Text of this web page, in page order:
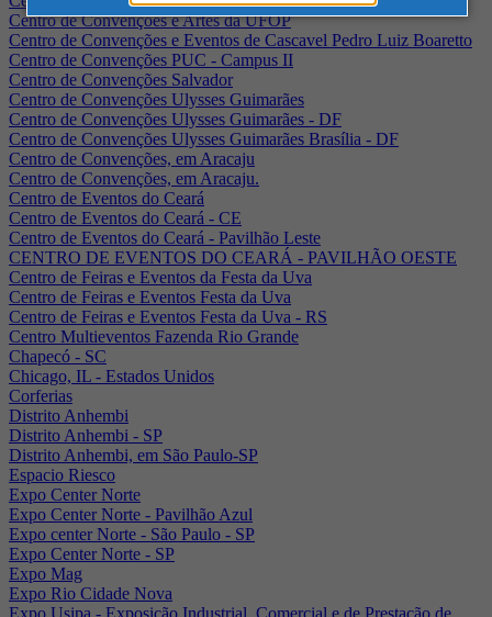
Centro de Convenções e Artes da UFOP
Centro de Convenções e Eventos de Cascavel Pedro Luiz Boaretto
Centro de Convenções PUC - Campus II
Centro de Convenções Salvador
Centro de Convenções Ulysses Guimarães
Centro de Convenções Ulysses Guimarães - DF
Centro de Convenções Ulysses Guimarães Brasília - DF
Centro de Convenções, em Aracaju
Centro de Convenções, em Aracaju.
Centro de Eventos do Ceará
Centro de Eventos do Ceará - CE
Centro de Eventos do Ceará - Pavilhão Leste
CENTRO DE EVENTOS DO CEARÁ - PAVILHÃO OESTE
Centro de Feiras e Eventos da Festa da Uva
Centro de Feiras e Eventos Festa da Uva
Centro de Feiras e Eventos Festa da Uva - RS
Centro Multieventos Fazenda Rio Grande
Chapecó - SC
Chicago, IL - Estados Unidos
Corferias
Distrito Anhembi
Distrito Anhembi - SP
Distrito Anhembi, em São Paulo-SP
Espacio Riesco
Expo Center Norte
Expo Center Norte - Pavilhão Azul
Expo center Norte - São Paulo - SP
Expo Center Norte - SP
Expo Mag
Expo Rio Cidade Nova
Expo Usipa - Exposição Industrial, Comercial e de Prestação de